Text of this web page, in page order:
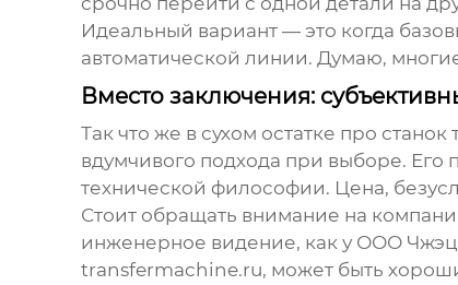
Идеальный вариант — это когда
автоматической линии. Думаю,
Вместо заключения:
Так что же в сухом остатке про станок
вдумчивого подхода при выборе. Его
технической философии. Цена,
Стоит обращать внимание на
инженерное видение, как у ООО
transfermachine.ru, может быть